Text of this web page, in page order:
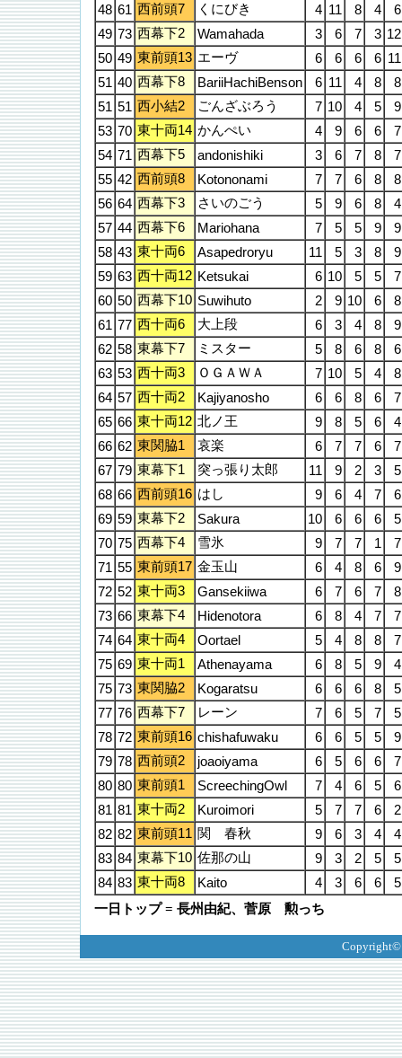
48 61 西前頭7 くにびき 4 11 8 4
6
49 73 西幕下2 Wamahada 3 6 7 3 12
50 49 東前頭13 エーヴ 6 6 6 6 11
51 40 西幕下8 BariiHachiBenson 6 11 4 8
8
51 51 西小結2 ごんざぶろう 7 10 4 5
9
53 70 東十両14 かんぺい 4 9 6 6
7
54 71 西幕下5 andonishiki 3 6 7 8
7
55 42 西前頭8 Kotononami 7 7 6 8
8
56 64 西幕下3 さいのごう 5 9 6 8
4
57 44 西幕下6 Mariohana 7 5 5 9
9
58 43 東十両6 Asapedroryu 11 5 3 8
9
59 63 西十両12 Ketsukai 6 10 5 5
7
60 50 西幕下10 Suwihuto 2 9 10 6
8
61 77 西十両6 大上段 6 3 4 8
9
62 58 東幕下7 ミスター 5 8 6 8
6
63 53 西十両3 ＯＧＡＷＡ 7 10 5 4
8
64 57 西十両2 Kajiyanosho 6 6 8 6
7
65 66 東十両12 北ノ王 9 8 5 6
4
66 62 東関脇1 哀楽 6 7 7 6
7
67 79 東幕下1 突っ張り太郎 11 9 2 3
5
68 66 西前頭16 はし 9 6 4 7
6
69 59 東幕下2 Sakura 10 6 6 6
5
70 75 西幕下4 雪氷 9 7 7 1
7
71 55 東前頭17 金玉山 6 4 8 6
9
72 52 東十両3 Gansekiiwa 6 7 6 7
8
73 66 東幕下4 Hidenotora 6 8 4 7
7
74 64 東十両4 Oortael 5 4 8 8
7
75 69 東十両1 Athenayama 6 8 5 9
4
75 73 東関脇2 Kogaratsu 6 6 6 8
5
77 76 西幕下7 レーン 7 6 5 7
5
78 72 東前頭16 chishafuwaku 6 6 5 5
9
79 78 西前頭2 joaoiyama 6 5 6 6
7
80 80 東前頭1 ScreechingOwl 7 4 6 5
6
81 81 東十両2 Kuroimori 5 7 7 6
2
82 82 東前頭11 関 春秋 9 6 3 4
4
83 84 東幕下10 佐那の山 9 3 2 5
5
84 83 東十両8 Kaito 4 3 6 6
5
一日トップ = 長州由紀、菅原 勲っち